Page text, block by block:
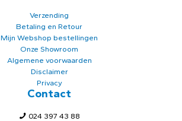
Verzending
Betaling en Retour
Mijn Webshop bestellingen
Onze Showroom
Algemene voorwaarden
Disclaimer
Privacy
Contact
024 397 43 88